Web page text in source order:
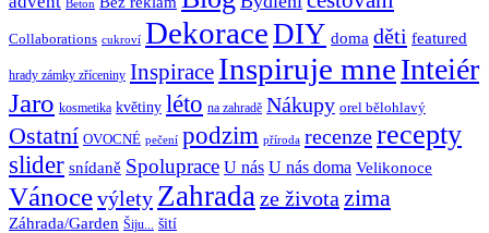
Beton
Collaborations cukroví DekoraceDIY doma děti featured
hrady zámky zříceniny Inspirace Inspiruje mneInteiér
Jaro kosmetika květiny léto na zahradě Nákupy orel bělohlavý
Ostatní OVOCNÉ pečení podzim příroda recenzerecepty
slider snídaně Spoluprace U nás U nás doma Velikonoce
Vánocevýlety Zahrada ze života zima
Záhrada/Garden Šiju... šití